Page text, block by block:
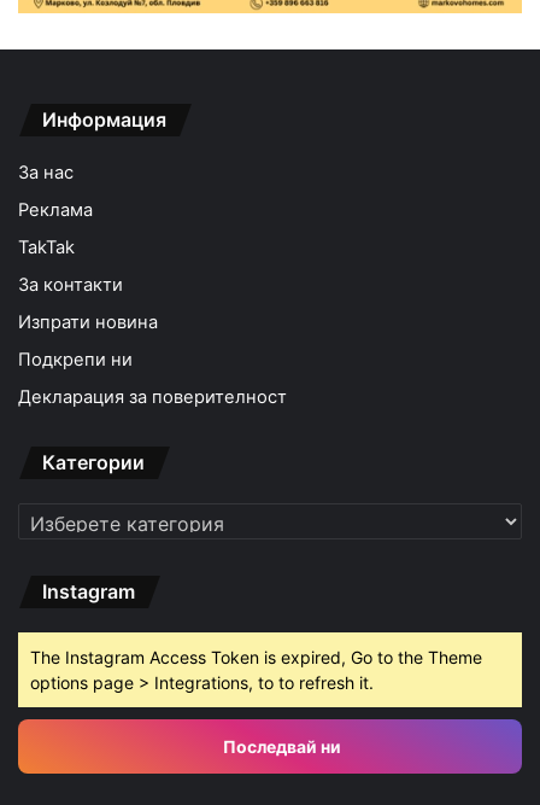
Информация
За нас
Реклама
TakTak
За контакти
Изпрати новина
Подкрепи ни
Декларация за поверителност
Категории
Категории
Instagram
The Instagram Access Token is expired, Go to the Theme
options page > Integrations, to to refresh it.
Последвай ни